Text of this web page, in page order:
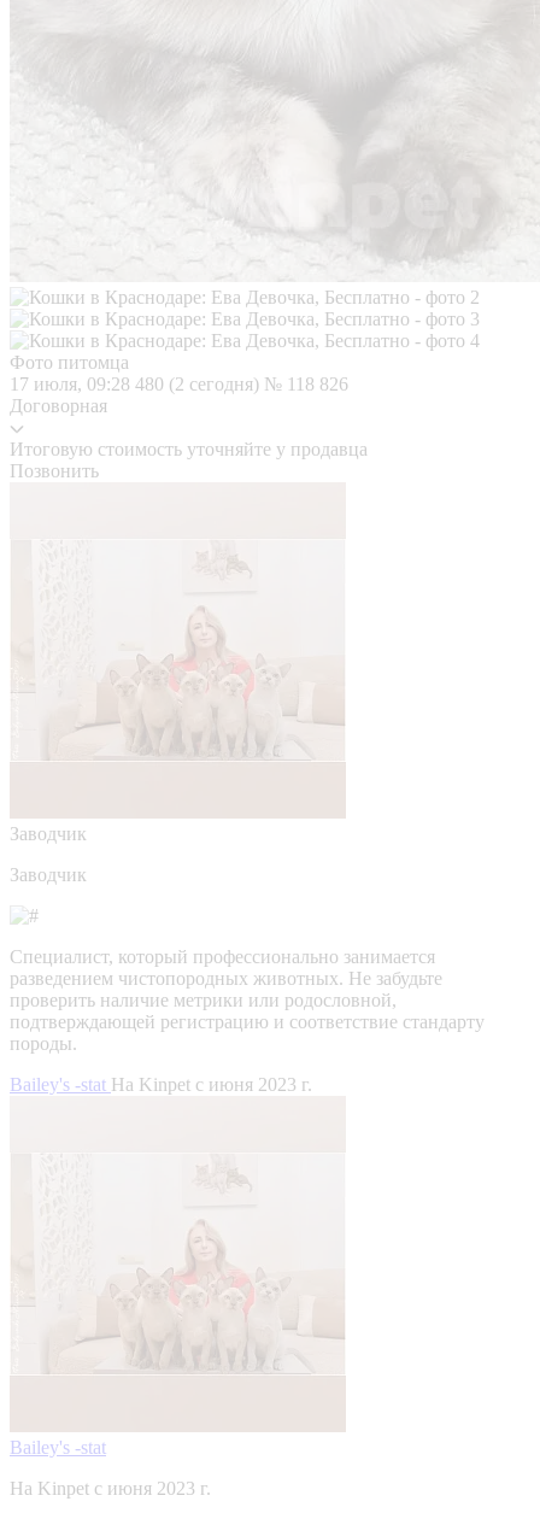
Фото питомца
17 июля, 09:28 480 (2 сегодня) № 118 826
Договорная
Итоговую стоимость уточняйте у продавца
Позвонить
Заводчик
Заводчик
Специалист, который профессионально занимается
разведением чистопородных животных. Не забудьте
проверить наличие метрики или родословной,
подтверждающей регистрацию и соответствие стандарту
породы.
Bailey's -stat На Kinpet c июня 2023 г.
Bailey's -stat
На Kinpet c июня 2023 г.